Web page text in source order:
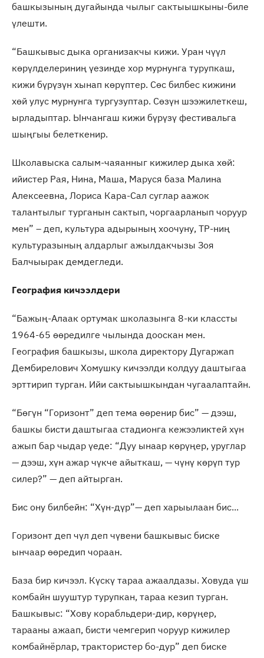
башкызының дугайында чылыг сактыышкыны-биле
үлешти.
“Башкывыс дыка организакчы кижи. Уран чүүл
көрүлделериниң үезинде хор мурнунга турупкаш,
кижи бүрүзүн хынап көрүптер. Сөс билбес кижини
хөй улус мурнунга тургузуптар. Сөзүн шээжилеткеш,
ырладыптар. Ынчангаш кижи бүрүзү фестивальга
шыңгыы белеткенир.
Школавыска салым-чаяанныг кижилер дыка хөй:
ийистер Рая, Нина, Маша, Маруся база Малина
Алексеевна, Лориса Кара-Сал суглар аажок
талантылыг турганын сактып, чоргаарланып чоруур
мен” – деп, культура адырының хоочуну, ТР-ниң
культуразының алдарлыг ажылдакчызы Зоя
Балчыырак демдегледи.
География кичээлдери
“Бажың-Алаак ортумак школазынга 8-ки классты
1964-65 өөредилге чылында дооскан мен.
География башкызы, школа директору Дугаржап
Дембирелович Хомушку кичээлди колдуу даштыгаа
эрттирип турган. Ийи сактыышкындан чугаалаптайн.
“Бөгүн “Горизонт” деп тема өөренир бис” — дээш,
башкы бисти даштыгаа стадионга кежээликтей хүн
ажып бар чыдар үеде: “Дуу ынаар көрүңер, уруглар
— дээш, хүн ажар чүкче айыткаш, — чүнү көрүп тур
силер?” — деп айтырган.
Бис ону билбейн: “Хүн-дүр”— деп харыылаан бис...
Горизонт деп чүл деп чүвени башкывыс биске
ынчаар өөредип чораан.
База бир кичээл. Күскү тараа ажаалдазы. Ховуда үш
комбайн шууштур турупкан, тараа кезип турган.
Башкывыс: “Хову корабльдери-дир, көрүңер,
тарааны ажаап, бисти чемгерип чоруур кижилер
комбайнёрлар, трактористер бо-дур” деп биске